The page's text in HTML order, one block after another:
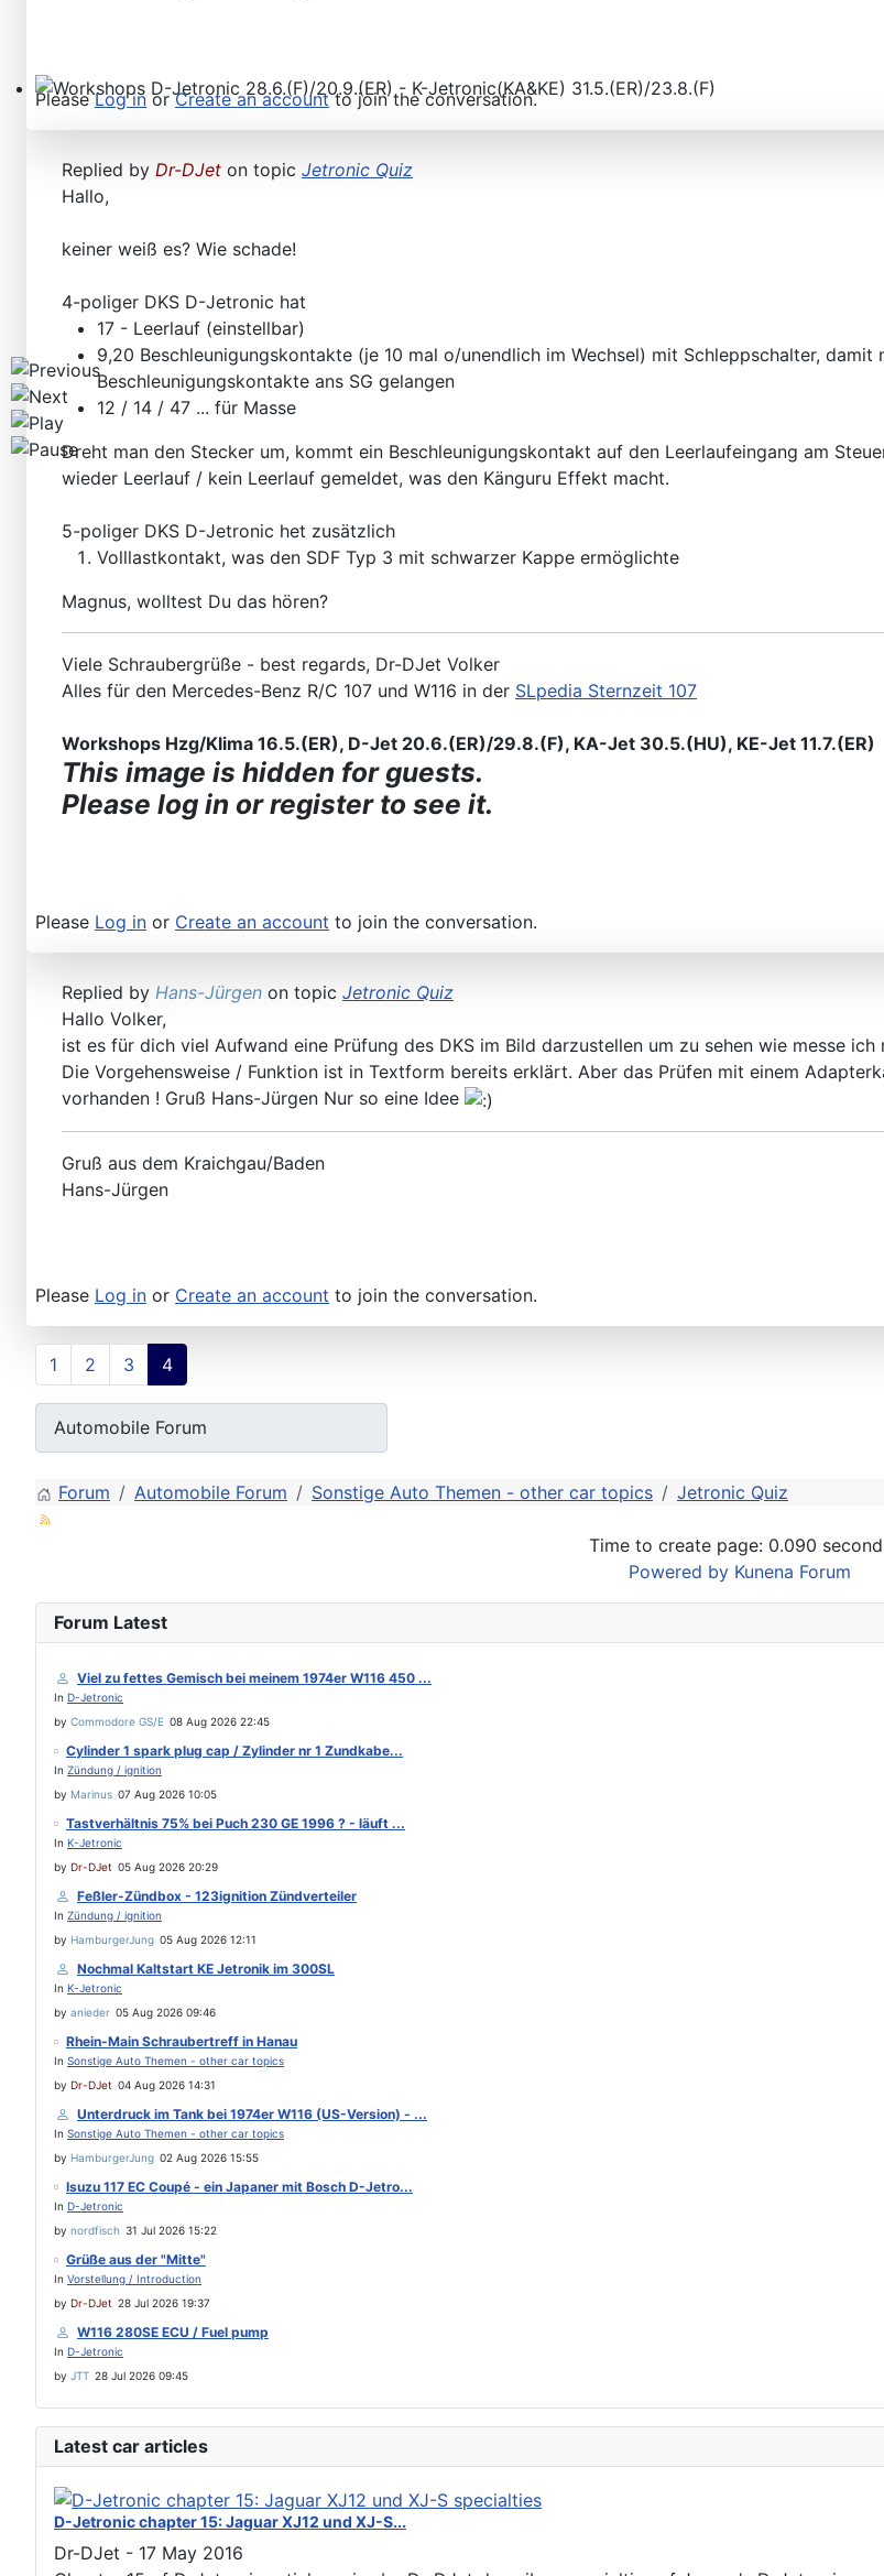
Workshops D-Jetronic 28.6.(F)/20.9.(ER) - K-Jetronic(KA&KE) 31.5.(ER)/23.8.(F)
PleaseLog in orCreate an accountto join the conversation.
Replied by Dr-DJet on topic Jetronic Quiz
Hallo,
keiner weiß es? Wie schade!
4-poliger DKS D-Jetronic hat
17 - Leerlauf (einstellbar)
9,20 Beschleunigungskontakte (je 10 mal o/unendlich im Wechsel) mit Schleppschalter,
Beschleunigungskontakte ans SG gelangen
12 / 14 / 47 ... für Masse
Dreht man den Stecker um, kommt ein Beschleunigungskontakt auf den Leerlaufeingang am
wieder Leerlauf / kein Leerlauf gemeldet, was den Känguru Effekt macht.
5-poliger DKS D-Jetronic het zusätzlich
Volllastkontakt, was den SDF Typ 3 mit schwarzer Kappe ermöglichte
Magnus, wolltest Du das hören?
Viele Schraubergrüße - best regards, Dr-DJet Volker
Alles für den Mercedes-Benz R/C 107 und W116 in der SLpedia Sternzeit 107
Workshops Hzg/Klima 16.5.(ER), D-Jet 20.6.(ER)/29.8.(F), KA-Jet 30.5.(HU), KE-Jet 11.7.(ER)
This image is hidden for guests.
Please log in or register to see it.
Please Log in or Create an account to join the conversation.
Replied by Hans-Jürgen on topic Jetronic Quiz
Hallo Volker,
ist es für dich viel Aufwand eine Prüfung des DKS im Bild darzustellen um zu sehen wie messe
Die Vorgehensweise / Funktion ist in Textform bereits erklärt. Aber das Prüfen mit einem
vorhanden ! Gruß Hans-Jürgen Nur so eine Idee
Gruß aus dem Kraichgau/Baden
Hans-Jürgen
Please Log in or Create an account to join the conversation.
1 2 3 4
Forum Automobile Forum Sonstige Auto Themen - other car topics Jetronic Quiz
Time to create page: 0.090
Powered by Kunena Forum
Forum Latest
Viel zu fettes Gemisch bei meinem 1974er W116 450 ...
In D-Jetronic
by Commodore GS/E 08 Aug 2026 22:45
Cylinder 1 spark plug cap / Zylinder nr 1 Zundkabe...
In Zündung / ignition
by Marinus 07 Aug 2026 10:05
Tastverhältnis 75% bei Puch 230 GE 1996 ? - läuft ...
In K-Jetronic
by Dr-DJet 05 Aug 2026 20:29
Feßler-Zündbox - 123ignition Zündverteiler
In Zündung / ignition
by HamburgerJung 05 Aug 2026 12:11
Nochmal Kaltstart KE Jetronik im 300SL
In K-Jetronic
by anieder 05 Aug 2026 09:46
Rhein-Main Schraubertreff in Hanau
In Sonstige Auto Themen - other car topics
by Dr-DJet 04 Aug 2026 14:31
Unterdruck im Tank bei 1974er W116 (US-Version) - ...
In Sonstige Auto Themen - other car topics
by HamburgerJung 02 Aug 2026 15:55
Isuzu 117 EC Coupé - ein Japaner mit Bosch D-Jetro...
In D-Jetronic
by nordfisch 31 Jul 2026 15:22
Grüße aus der "Mitte"
In Vorstellung / Introduction
by Dr-DJet 28 Jul 2026 19:37
W116 280SE ECU / Fuel pump
In D-Jetronic
by JTT 28 Jul 2026 09:45
Latest car articles
D-Jetronic chapter 15: Jaguar XJ12 und XJ-S...
Dr-DJet - 17 May 2016